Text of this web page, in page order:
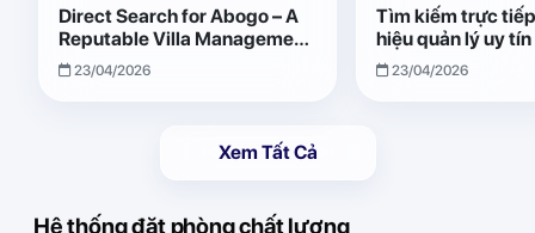
Direct Search for Abogo – A
Reputable Villa Management
Brand with Transparent and
Effective Operations
23/04/2026
Tìm kiếm trực
hiệu quản lý uy
Giải pháp vận
quả, minh bạch
23/04/2026
Xem Tất Cả
Hệ thống đặt phòng chất lượng